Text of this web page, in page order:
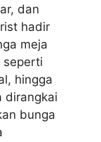
dan
hadir
meja
seperti
hingga
dirangkai
bunga